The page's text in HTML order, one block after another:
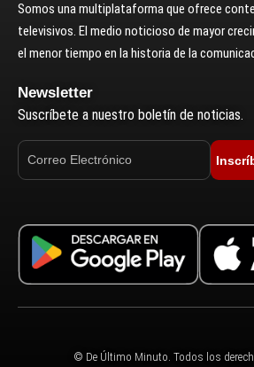
Somos una multiplataforma que ofrece
televisivos. El medio noticioso de mayor
el menor tiempo en la historia de la
Newsletter
Suscríbete a nuestro boletín de noticias.
© De Último Minuto. Todos los